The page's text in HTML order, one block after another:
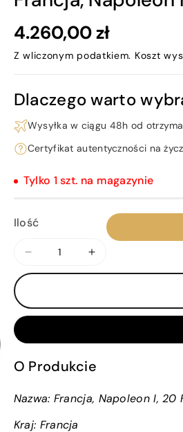
4.260,00 zł
Z wliczonym podatkiem. Koszt
Dlaczego warto
Wysyłka w ciągu 48h od
Certyfikat autentyczności na
Tylko 1 szt. na magazynie
Ilość
Zmniejsz
ilość
Francja,
I,
20
Franków
1807
Paryż
Zwiększ
ilość
Francja,
I,
Franków
1807
r.
O Produkcie
Nazwa: Francja, Napoleon I, 20
Kraj: Francja